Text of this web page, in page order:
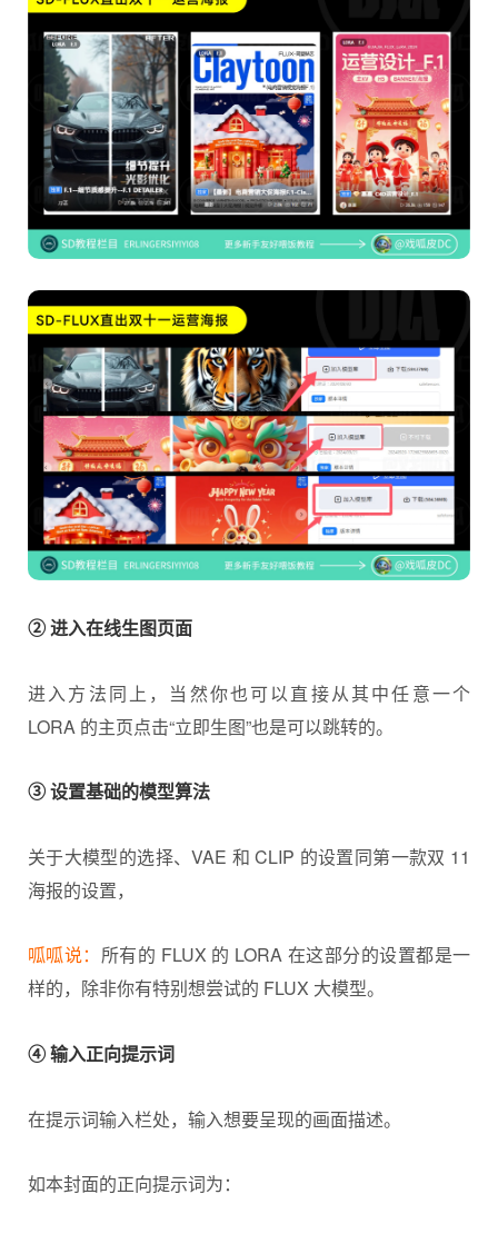
② 进入在线生图页面
进入方法同上，当然你也可以直接从其中任意一个
LORA 的主页点击“立即生图”也是可以跳转的。
③ 设置基础的模型算法
关于大模型的选择、VAE 和 CLIP 的设置同第一款双 11
海报的设置，
呱呱说： 所有的 FLUX 的 LORA 在这部分的设置都是一
样的，除非你有特别想尝试的 FLUX 大模型。
④ 输入正向提示词
在提示词输入栏处，输入想要呈现的画面描述。
如本封面的正向提示词为：